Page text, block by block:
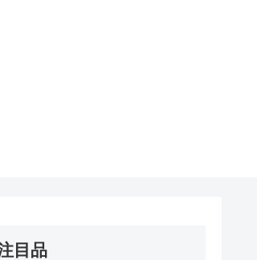
目品